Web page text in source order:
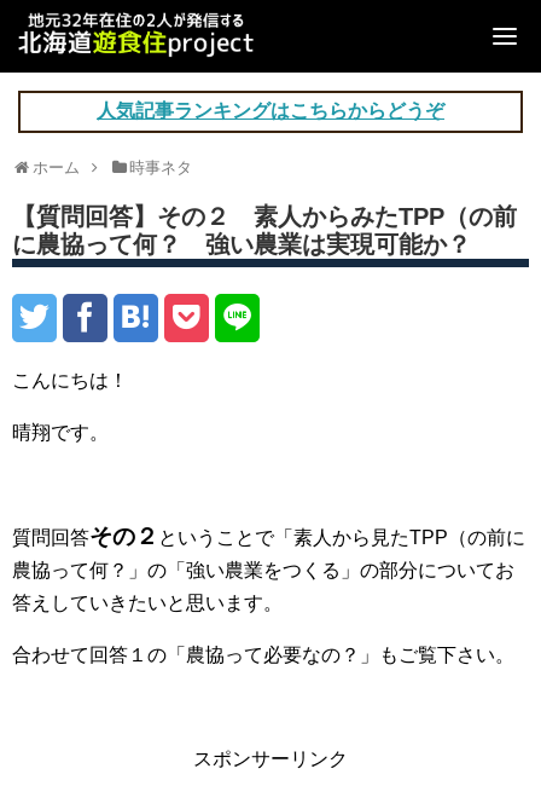
人気記事ランキングはこちらからどうぞ
ホーム 時事ネタ
【質問回答】その２ 素人からみたTPP（の前
に農協って何？ 強い農業は実現可能か？
こんにちは！
晴翔です。
質問回答その２ ということで「素人から見たTPP（の前に
農協って何？」の「強い農業をつくる」の部分についてお
答えしていきたいと思います。
合わせて回答１の「農協って必要なの？」もご覧下さい。
スポンサーリンク